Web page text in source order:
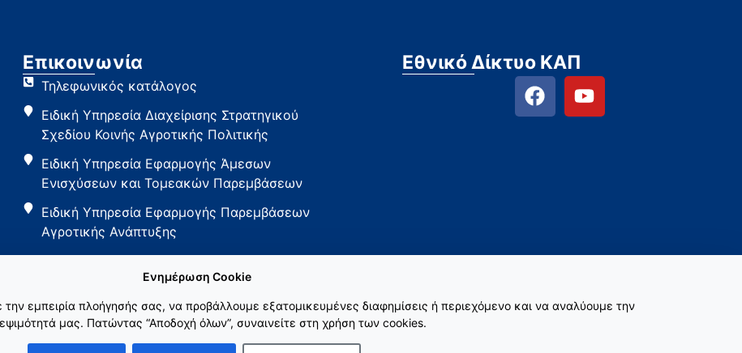
Επικοινωνία
Τηλεφωνικός κατάλογος
Ειδική Υπηρεσία Διαχείρισης Στρατηγικού
Σχεδίου Κοινής Αγροτικής Πολιτικής
Ειδική Υπηρεσία Εφαρμογής Άμεσων
Ενισχύσεων και Τομεακών Παρεμβάσεων
Ειδική Υπηρεσία Εφαρμογής Παρεμβάσεων
Αγροτικής Ανάπτυξης
Εθνικό Δίκτυο ΚΑΠ
Ενημέρωση Cookie
εμπειρία πλοήγησής σας, να προβάλλουμε εξατομικευμένες διαφημίσεις ή περιεχόμενο και να αναλύουμε την
μας. Πατώντας “Αποδοχή όλων”, συναινείτε στη χρήση των cookies.